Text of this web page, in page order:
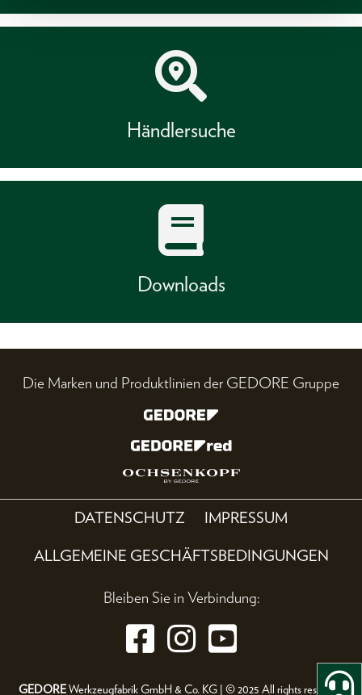
Händlersuche
Downloads
Die Marken und Produktlinien der GEDORE Gruppe
DATENSCHUTZ IMPRESSUM
ALLGEMEINE GESCHÄFTSBEDINGUNGEN
Bleiben Sie in Verbindung:
GEDOREWerkzeugfabrik GmbH & Co. KG | © 2025 All rights reserved.